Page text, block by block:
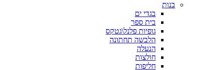
בנות
בגדי ים
בית ספר
גופיות פלנל\גטקס
הלבשה תחתונה
הנעלה
חולצות
חליפות